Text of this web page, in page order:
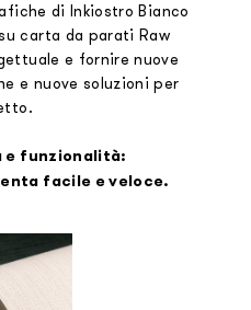
di Inkiostro Bianco
carta da parati Raw
e fornire nuove
e nuove soluzioni per
e funzionalità:
facile e veloce.